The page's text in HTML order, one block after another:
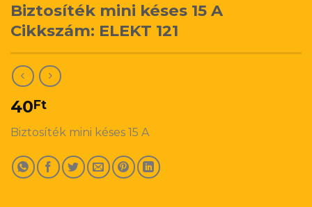
Biztosíték mini késes 15 A
Cikkszám: ELEKT 121
40Ft
Biztosíték mini késes 15 A